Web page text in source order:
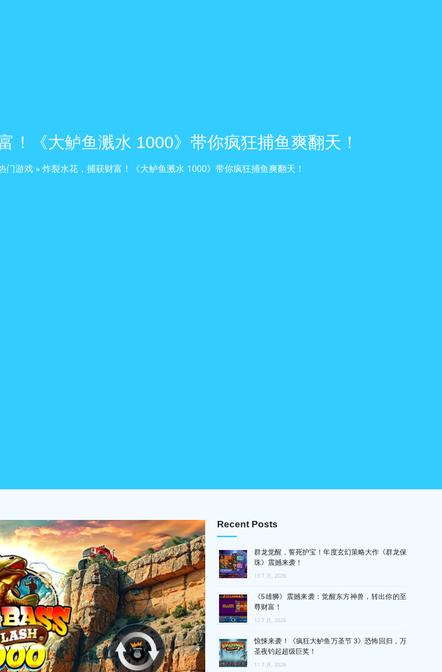
！《大鲈鱼溅水 1000》带你疯狂捕鱼爽翻天！
门游戏 » 炸裂水花，捕获财富！《大鲈鱼溅水 1000》带你疯狂捕鱼爽翻天！
Recent Posts
群龙觉醒，誓死护宝！年度玄幻策略大作《群龙保
珠》震撼来袭！
13 7 月, 2026
《5雄狮》震撼来袭：觉醒东方神兽，转出你的至
尊财富！
12 7 月, 2026
惊悚来袭！《疯狂大鲈鱼万圣节 3》恐怖回归，万
圣夜钓起超级巨奖！
11 7 月, 2026